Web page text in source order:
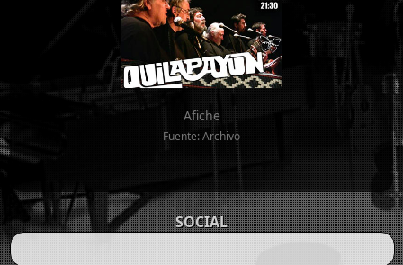
Afiche
Fuente: Archivo
SOCIAL